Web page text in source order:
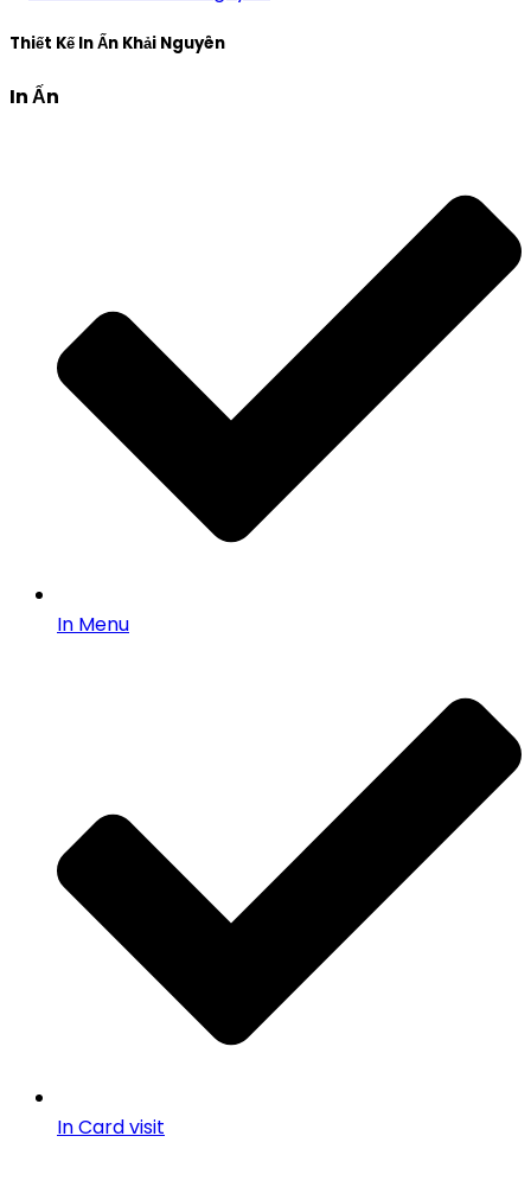
Thiết Kế In Ấn Khải Nguyên
In Ấn
In Menu
In Card visit